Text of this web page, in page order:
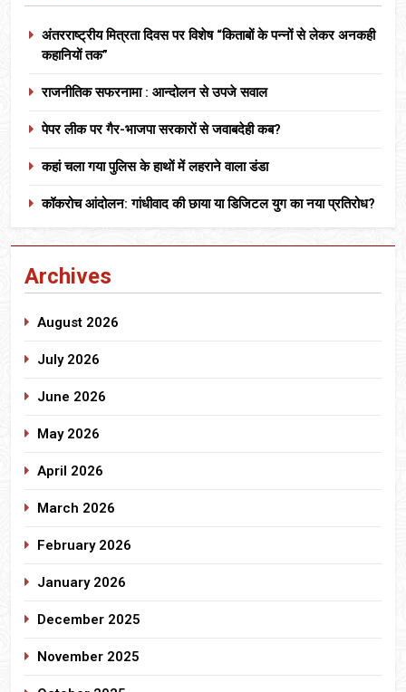
अंतरराष्ट्रीय मित्रता दिवस पर विशेष “किताबों के पन्नों से लेकर अनकही
कहानियों तक”
राजनीतिक सफरनामा : आन्दोलन से उपजे सवाल
पेपर लीक पर गैर-भाजपा सरकारों से जवाबदेही कब?
कहां चला गया पुलिस के हाथों में लहराने वाला डंडा
कॉकरोच आंदोलन: गांधीवाद की छाया या डिजिटल युग का नया प्रतिरोध?
Archives
August 2026
July 2026
June 2026
May 2026
April 2026
March 2026
February 2026
January 2026
December 2025
November 2025